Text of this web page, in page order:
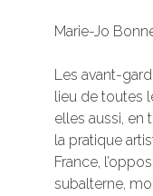
Marie-Jo
Les avant-
lieu de toutes
elles aussi, en
la pratique
France,
subalterne,